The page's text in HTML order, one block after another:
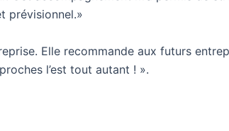
prévisionnel.»
Elle recommande aux futurs
l’est tout autant ! ».